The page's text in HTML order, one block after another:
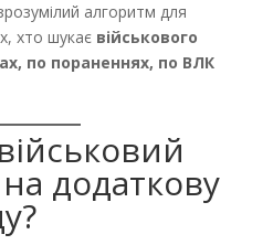
алгоритм для
хто шукає військового
по пораненнях, по ВЛК
додаткову